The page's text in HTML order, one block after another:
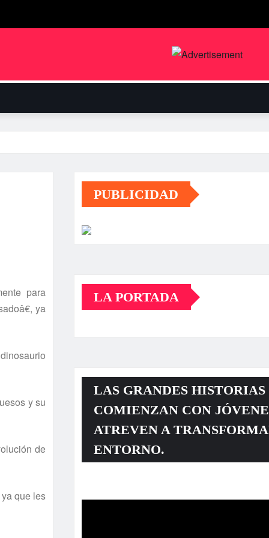
para
ya
y su
de
que les
PUBLICIDAD
LA PORTADA
LAS GRANDES HISTORIAS
COMIENZAN CON
ATREVEN A
ENTORNO.